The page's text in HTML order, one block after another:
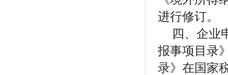
进行修订。
四、企业
报事项目录
录》在国家